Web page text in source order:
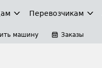
Перевозчикам
машину Заказы